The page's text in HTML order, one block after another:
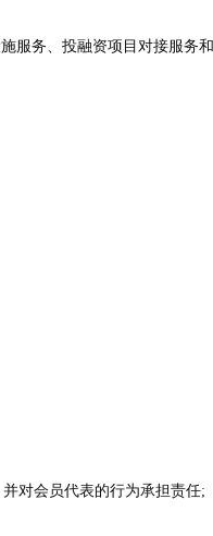
服务、投融资项目对接服务
对会员代表的行为承担责任;